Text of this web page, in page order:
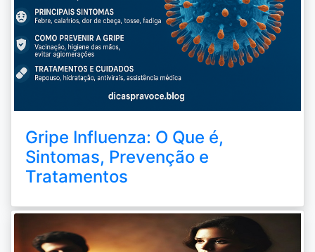
Gripe Influenza: O Que é,
Sintomas, Prevenção e
Tratamentos